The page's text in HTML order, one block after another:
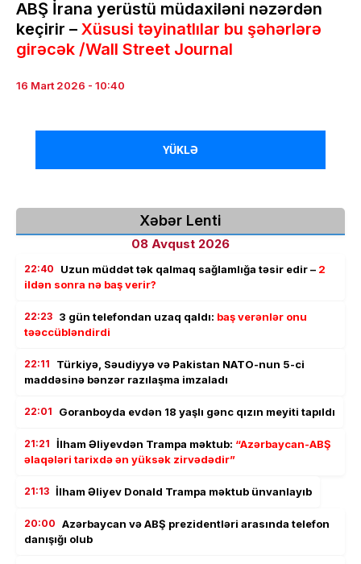
ABŞ İrana yerüstü müdaxiləni nəzərdən
keçirir – Xüsusi təyinatlılar bu şəhərlərə
girəcək /Wall Street Journal
16 Mart 2026 - 10:40
YÜKLƏ
Xəbər Lenti
08 Avqust 2026
22:40 Uzun müddət tək qalmaq sağlamlığa təsir edir – 2
ildən sonra nə baş verir?
22:23 3 gün telefondan uzaq qaldı: baş verənlər onu
təəccübləndirdi
22:11
Türkiyə, Səudiyyə və Pakistan NATO-nun 5-ci
maddəsinə bənzər razılaşma imzaladı
22:01 Goranboyda evdən 18 yaşlı gənc qızın meyiti tapıldı
21:21 İlham Əliyevdən Trampa məktub: “Azərbaycan-ABŞ
əlaqələri tarixdə ən yüksək zirvədədir”
21:13 İlham Əliyev Donald Trampa məktub ünvanlayıb
20:00 Azərbaycan və ABŞ prezidentləri arasında telefon
danışığı olub